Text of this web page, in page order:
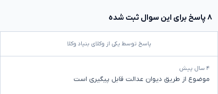
۸ پاسخ برای این سوال ثبت شده
پاسخ توسط یکی از وکلای بنیاد وکلا
۴ سال پیش
موضوع از طریق دیوان عدالت قابل پیگیری است